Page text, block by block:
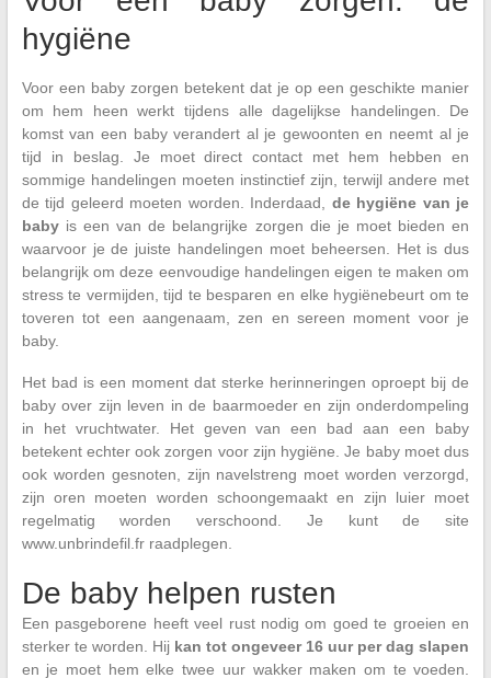
hygiëne
Voor een baby zorgen betekent dat je op een geschikte manier
om hem heen werkt tijdens alle dagelijkse handelingen. De
komst van een baby verandert al je gewoonten en neemt al je
tijd in beslag. Je moet direct contact met hem hebben en
sommige handelingen moeten instinctief zijn, terwijl andere met
de tijd geleerd moeten worden. Inderdaad, de hygiëne van je
babyis een van de belangrijke zorgen die je moet bieden en
waarvoor je de juiste handelingen moet beheersen. Het is dus
belangrijk om deze eenvoudige handelingen eigen te maken om
stress te vermijden, tijd te besparen en elke hygiënebeurt om te
toveren tot een aangenaam, zen en sereen moment voor je
baby.
Het bad is een moment dat sterke herinneringen oproept bij de
baby over zijn leven in de baarmoeder en zijn onderdompeling
in het vruchtwater. Het geven van een bad aan een baby
betekent echter ook zorgen voor zijn hygiëne. Je baby moet dus
ook worden gesnoten, zijn navelstreng moet worden verzorgd,
zijn oren moeten worden schoongemaakt en zijn luier moet
regelmatig worden verschoond. Je kunt de site
www.unbrindefil.fr raadplegen.
De baby helpen rusten
Een pasgeborene heeft veel rust nodig om goed te groeien en
sterker te worden. Hij kan tot ongeveer 16 uur per dag slapen
en je moet hem elke twee uur wakker maken om te voeden.